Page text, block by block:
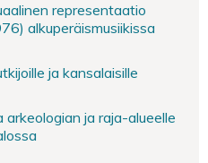
representaatio
alkuperäismusiikissa
ja kansalaisille
ja raja-alueelle